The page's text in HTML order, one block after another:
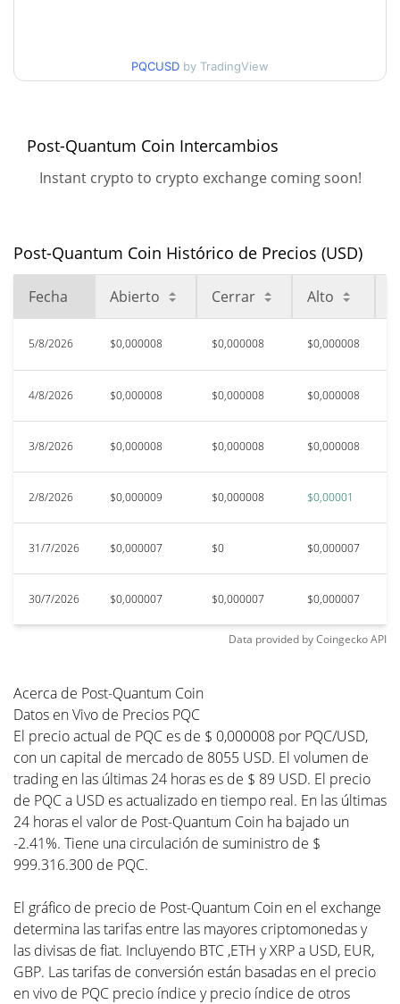
semanas
$0,000010306951
abr. 1, 2026 (4 months ago)
90.11%
All Time Low
$0,00000526
PQCUSD by TradingView
Post-Quantum Coin Intercambios
Instant crypto to crypto exchange coming soon!
Post-Quantum Coin Histórico de Precios (USD)
Fecha Abierto Cerrar Alto
5/8/2026 $0,000008 $0,000008 $0,000008
4/8/2026 $0,000008 $0,000008 $0,000008
3/8/2026 $0,000008 $0,000008 $0,000008
2/8/2026 $0,000009 $0,000008 $0,00001
31/7/2026 $0,000007 $0 $0,000007
30/7/2026 $0,000007 $0,000007 $0,000007
Data provided byCoingeckoAPI
Acerca de Post-Quantum Coin
Datos en Vivo de Precios PQC
El precio actual de PQC es de $ 0,000008 por PQC/USD,
con un capital de mercado de 8055 USD. El volumen de
trading en las últimas 24 horas es de $ 89 USD. El precio
de PQC a USD es actualizado en tiempo real. En las últimas
24 horas el valor de Post-Quantum Coin ha bajado un
-2.41%. Tiene una circulación de suministro de $
999.316.300 de PQC.
El gráfico de precio de Post-Quantum Coin en el exchange
determina las tarifas entre las mayores criptomonedas y
las divisas de fiat. Incluyendo BTC ,ETH y XRP a USD, EUR,
GBP. Las tarifas de conversión están basadas en el precio
en vivo de PQC precio índice y precio índice de otros